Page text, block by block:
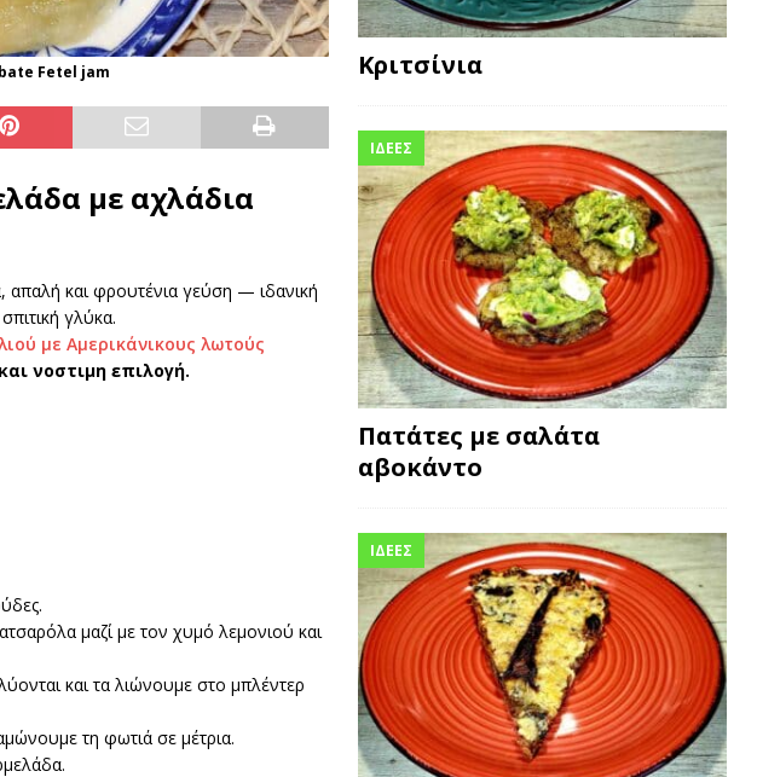
Fetel jam
με αχλάδια
και φρουτένια γεύση — ιδανική
γλύκα.
με Αμερικάνικους λωτούς
νοστιμη επιλογή.
μαζί με τον χυμό λεμονιού και
και τα λιώνουμε στο μπλέντερ
τη φωτιά σε μέτρια.
Κριτσίνια
ΙΔΕΕΣ
Πατάτες με σαλάτα
αβοκάντο
ΙΔΕΕΣ